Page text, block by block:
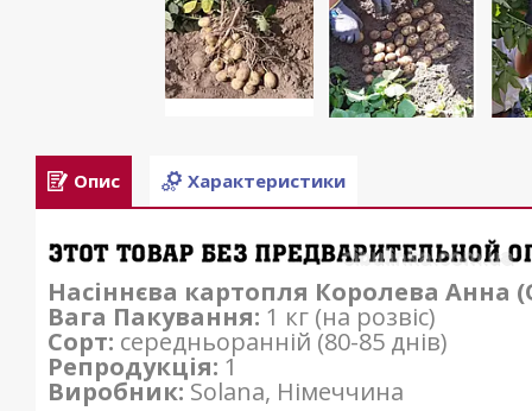
Опис Характеристики
Насіннєва картопля Королева Анна
Вага Пакування: 1 кг (на розвіс)
Сорт: середньоранній (80-85 днів)
Репродукція: 1
Виробник: Solana, Німеччина